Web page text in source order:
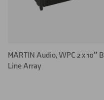
MARTIN Audio, WPC 2 x 10″
Line Array